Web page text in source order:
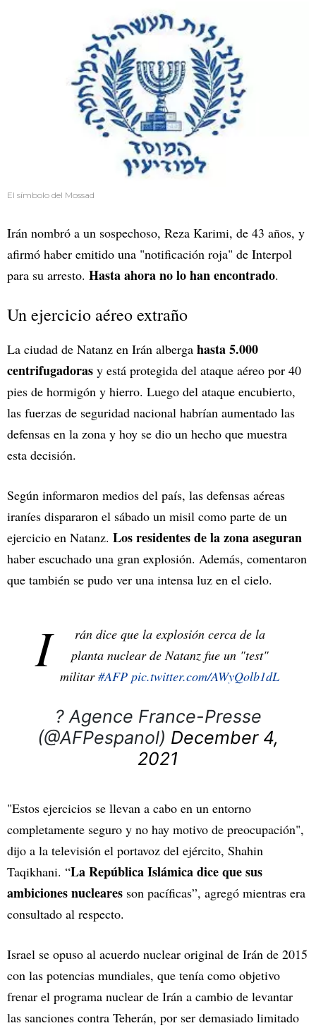
El símbolo del Mossad
Irán nombró a un sospechoso, Reza Karimi, de 43 años, y
afirmó haber emitido una "notificación roja" de Interpol
para su arresto. Hasta ahora no lo han encontrado.
Un ejercicio aéreo extraño
La ciudad de Natanz en Irán alberga hasta 5.000
centrifugadoras y está protegida del ataque aéreo por 40
pies de hormigón y hierro. Luego del ataque encubierto,
las fuerzas de seguridad nacional habrían aumentado las
defensas en la zona y hoy se dio un hecho que muestra
esta decisión.
Según informaron medios del país, las defensas aéreas
iraníes dispararon el sábado un misil como parte de un
ejercicio en Natanz. Los residentes de la zona aseguran
haber escuchado una gran explosión. Además, comentaron
que también se pudo ver una intensa luz en el cielo.
I
rán dice que la explosión cerca de la
planta nuclear de Natanz fue un "test"
militar#AFP pic.twitter.com/AWyQolb1dL
? Agence France-Presse
(@AFPespanol) December 4,
2021
"Estos ejercicios se llevan a cabo en un entorno
completamente seguro y no hay motivo de preocupación",
dijo a la televisión el portavoz del ejército, Shahin
Taqikhani. “La República Islámica dice que sus
ambiciones nucleares son pacíficas”, agregó mientras era
consultado al respecto.
Israel se opuso al acuerdo nuclear original de Irán de 2015
con las potencias mundiales, que tenía como objetivo
frenar el programa nuclear de Irán a cambio de levantar
las sanciones contra Teherán, por ser demasiado limitado